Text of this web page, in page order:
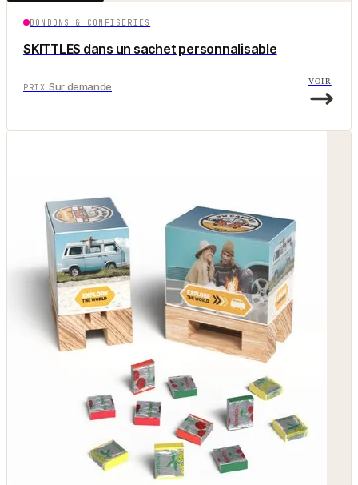
BONBONS & CONFISERIES
SKITTLES dans un sachet personnalisable
PRIX Sur demande VOIR